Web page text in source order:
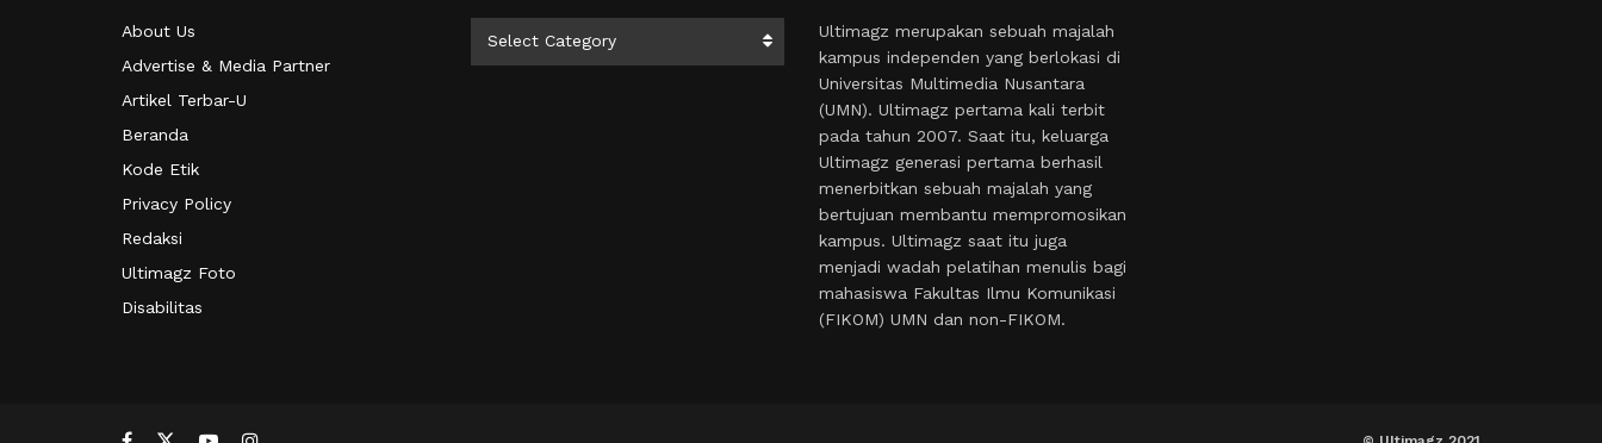
About Us
Advertise & Media Partner
Artikel Terbar-U
Beranda
Kode Etik
Privacy Policy
Redaksi
Ultimagz Foto
Disabilitas
Select Category
Ultimagz merupakan sebuah majalah
kampus independen yang berlokasi di
Universitas Multimedia Nusantara
(UMN). Ultimagz pertama kali terbit
pada tahun 2007. Saat itu, keluarga
Ultimagz generasi pertama berhasil
menerbitkan sebuah majalah yang
bertujuan membantu mempromosikan
kampus. Ultimagz saat itu juga
menjadi wadah pelatihan menulis bagi
mahasiswa Fakultas Ilmu Komunikasi
(FIKOM) UMN dan non-FIKOM.